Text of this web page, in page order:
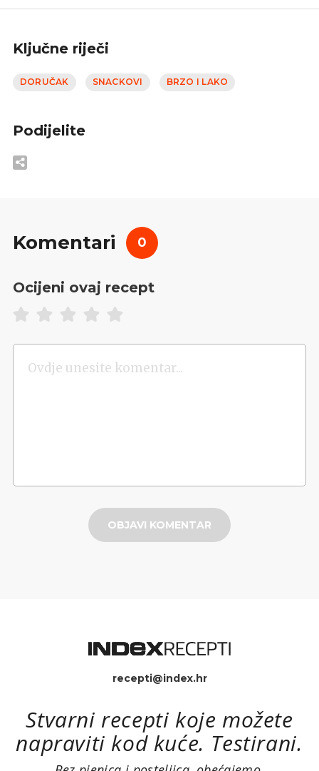
Ključne riječi
DORUČAK SNACKOVI BRZO I LAKO
Podijelite
Komentari 0
Ocijeni ovaj recept
OBJAVI KOMENTAR
recepti@index.hr
Stvarni recepti koje možete
napraviti kod kuće. Testirani.